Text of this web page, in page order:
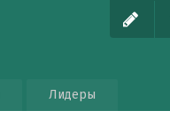
Лидеры